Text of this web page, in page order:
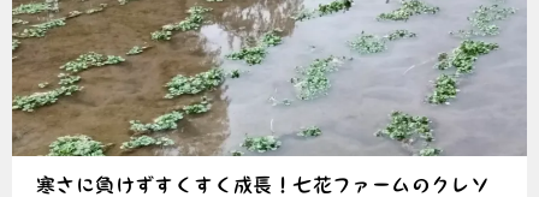
寒さに負けずすくすく成長！七花ファームのクレソ